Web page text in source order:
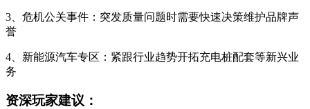
3、危机公关事件：突发质量问题时需要快速决策维护品牌声
誉
4、新能源汽车专区：紧跟行业趋势开拓充电桩配套等新兴业
务
资深玩家建议：